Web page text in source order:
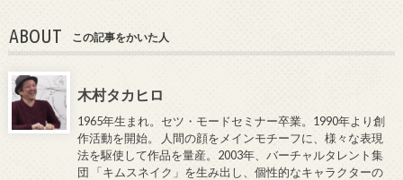
ABOUT この記事をかいた人
木村タカヒロ
1965年生まれ。セツ・モードセミナー卒業。1990年より創
作活動を開始。 人間の顔をメインモチーフに、様々な表現
法を駆使して作品を量産。2003年、バーチャルタレント集
団 「キムスネイク」を生み出し、個性的なキャラクターの